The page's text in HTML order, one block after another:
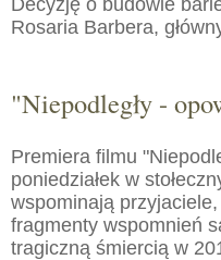
Decyzję o budowie
Rosaria Barbera,
"Niepodległy -
Premiera filmu
poniedziałek w
wspominają
fragmenty wspomnień
tragiczną śmiercią w